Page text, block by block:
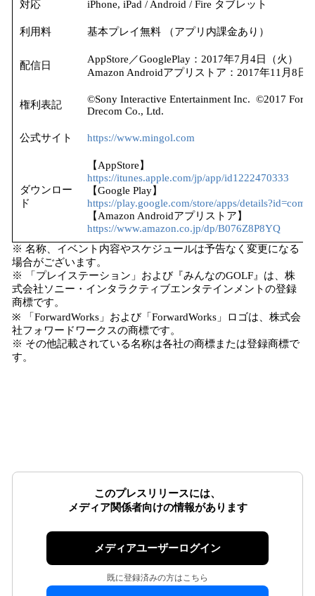
対応 iPhone, iPad / Android / Fire タブレット
利用料 基本プレイ無料 （アプリ内課金あり）
配信日
AppStore／GooglePlay：2017年7月4日（火）
Amazon Androidアプリストア：2017年11月8日
権利表記
©Sony Interactive Entertainment Inc. ©2017
Drecom Co., Ltd.
公式サイト https://www.mingol.com
ダウンロー
ド
【AppStore】
https://itunes.apple.com/jp/app/id1222470333
【Google Play】
https://play.google.com/store/apps/
【Amazon Androidアプリストア】
https://www.amazon.co.jp/dp/B076Z8P8YQ
※ 名称、イベント内容やスケジュールは予告なく変更になる
場合がございます。
※ 「プレイステーション」および『みんなのGOLF』は、株
式会社ソニー・インタラクティブエンタテインメントの登録
商標です。
※ 「ForwardWorks」および「ForwardWorks」ロゴは、株式会
社フォワードワークスの商標です。
※ その他記載されている名称は各社の商標または登録商標で
す。
このプレスリリースには、
メディア関係者向けの情報があります
メディアユーザーログイン
既に登録済みの方はこちら